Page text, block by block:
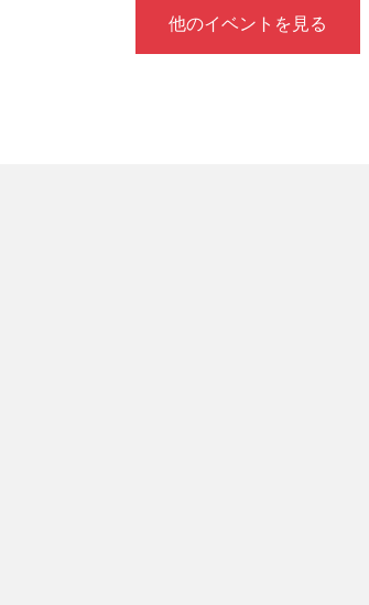
他のイベントを見る